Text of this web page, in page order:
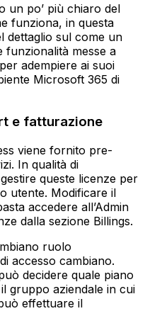
un po’ più chiaro del
funziona, in questa
dettaglio sul come un
funzionalità messe a
adempiere ai suoi
Microsoft 365 di
e fatturazione
viene fornito pre-
In qualità di
queste licenze per
utente. Modificare il
accedere all’Admin
dalla sezione Billings.
ruolo
accesso cambiano.
decidere quale piano
gruppo aziendale in cui
effettuare il